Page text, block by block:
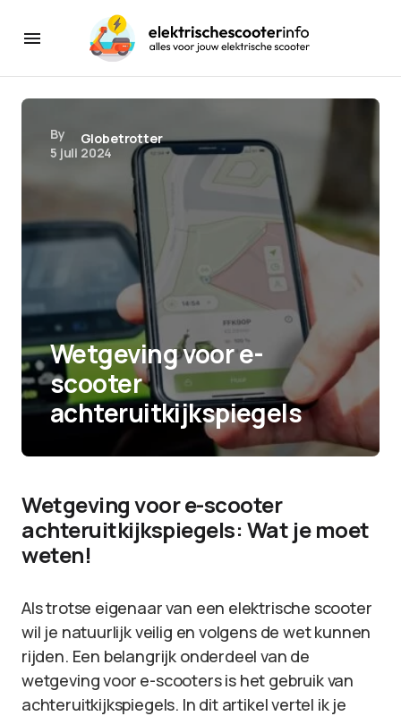
By
Globetrotter
5 juli 2024
Wetgeving voor e-
scooter
achteruitkijkspiegels
Wetgeving voor e-scooter
achteruitkijkspiegels: Wat je moet
weten!
Als trotse eigenaar van een elektrische scooter
wil je natuurlijk veilig en volgens de wet kunnen
rijden. Een belangrijk onderdeel van de
wetgeving voor e-scooters is het gebruik van
achteruitkijkspiegels. In dit artikel vertel ik je